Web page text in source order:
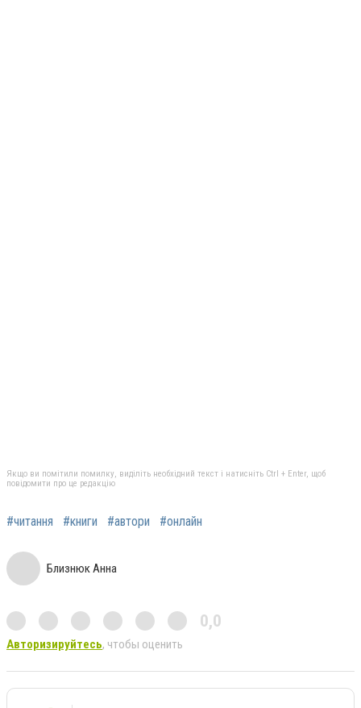
Якщо ви помітили помилку, виділіть необхідний текст і натисніть Ctrl + Enter, щоб
повідомити про це редакцію
#читання #книги #автори #онлайн
Близнюк Анна
0,0
Авторизируйтесь, чтобы оценить